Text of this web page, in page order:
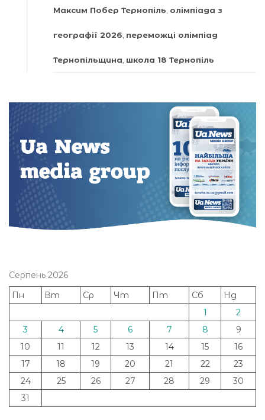
Максим Побер Тернопіль олімпіада з
географії 2026 переможці олімпіад
Тернопільщина школа 18 Тернопіль
Серпень 2026
Пн
Вт Ср Чт Пт Сб
Нд
1
2
3
4 5 6 7 8
9
10
11 12 13 14 15
16
17
18 19 20 21 22
23
24
25 26 27 28 29
30
31